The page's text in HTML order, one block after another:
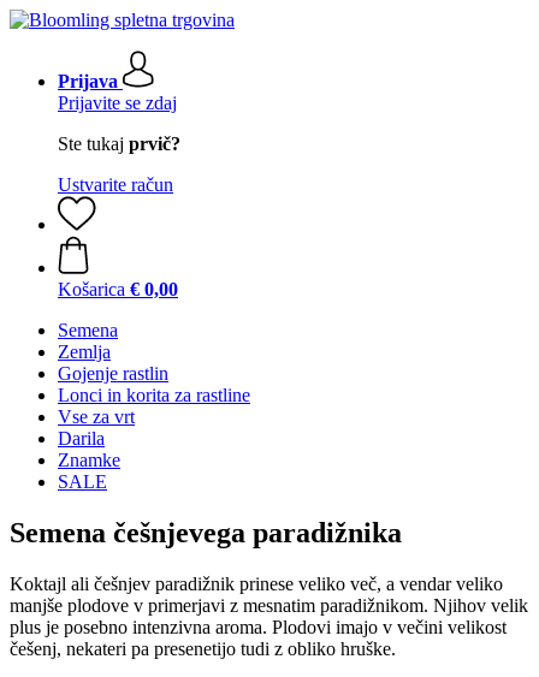
Prijava
Prijavite se zdaj
Ste tukaj prvič?
Ustvarite račun
Košarica € 0,00
Semena
Zemlja
Gojenje rastlin
Lonci in korita za rastline
Vse za vrt
Darila
Znamke
SALE
Semena češnjevega paradižnika
Koktajl ali češnjev paradižnik prinese veliko več, a vendar veliko
manjše plodove v primerjavi z mesnatim paradižnikom. Njihov velik
plus je posebno intenzivna aroma. Plodovi imajo v večini velikost
češenj, nekateri pa presenetijo tudi z obliko hruške.